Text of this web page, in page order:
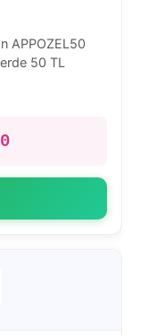
APPOZEL50
50 TL